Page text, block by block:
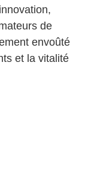
de
envoûté
et la vitalité